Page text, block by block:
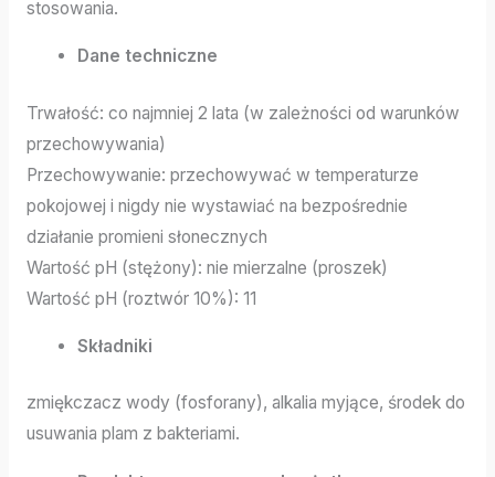
stosowania.
Dane techniczne
Trwałość: co najmniej 2 lata (w zależności od warunków
przechowywania)
Przechowywanie: przechowywać w temperaturze
pokojowej i nigdy nie wystawiać na bezpośrednie
działanie promieni słonecznych
Wartość pH (stężony): nie mierzalne (proszek)
Wartość pH (roztwór 10%): 11
Składniki
zmiękczacz wody (fosforany), alkalia myjące, środek do
usuwania plam z bakteriami.